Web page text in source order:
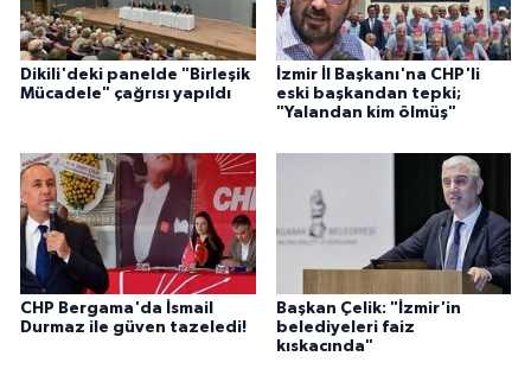
Dikili'deki panelde "Birleşik
Mücadele" çağrısı yapıldı
İzmir İl Başkanı'na CHP'li
eski başkandan tepki;
"Yalandan kim ölmüş"
CHP Bergama'da İsmail
Durmaz ile güven tazeledi!
Başkan Çelik: "İzmir'in
belediyeleri faiz
kıskacında"